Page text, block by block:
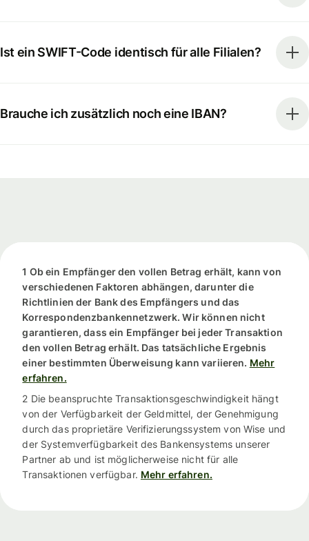
Ist ein SWIFT-Code identisch für alle Filialen?
Brauche ich zusätzlich noch eine IBAN?
1 Ob ein Empfänger den vollen Betrag erhält, kann von
verschiedenen Faktoren abhängen, darunter die
Richtlinien der Bank des Empfängers und das
Korrespondenzbankennetzwerk. Wir können nicht
garantieren, dass ein Empfänger bei jeder Transaktion
den vollen Betrag erhält. Das tatsächliche Ergebnis
einer bestimmten Überweisung kann variieren. Mehr
erfahren.
2 Die beanspruchte Transaktionsgeschwindigkeit hängt
von der Verfügbarkeit der Geldmittel, der Genehmigung
durch das proprietäre Verifizierungssystem von Wise und
der Systemverfügbarkeit des Bankensystems unserer
Partner ab und ist möglicherweise nicht für alle
Transaktionen verfügbar. Mehr erfahren.